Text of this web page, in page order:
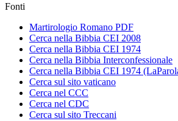
Fonti
Martirologio Romano PDF
Cerca nella Bibbia CEI 2008
Cerca nella Bibbia CEI 1974
Cerca nella Bibbia Interconfessionale
Cerca nella Bibbia CEI 1974
Cerca sul sito vaticano
Cerca nel CCC
Cerca nel CDC
Cerca sul sito Treccani